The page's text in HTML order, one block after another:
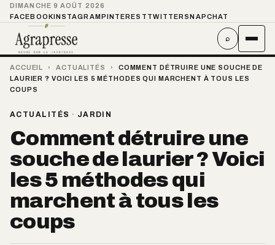
DIMANCHE 9 AOÛT 2026
FACEBOOKINSTAGRAMPINTEREST TWITTER SNAPCHAT
⌕
ACCUEIL › ACTUALITÉS ›
COMMENT DÉTRUIRE UNE SOUCHE DE
LAURIER ? VOICI LES 5 MÉTHODES QUI MARCHENT À TOUS LES
COUPS
ACTUALITÉS · JARDIN
Comment détruire une
souche de laurier ? Voici
les 5 méthodes qui
marchent à tous les
coups